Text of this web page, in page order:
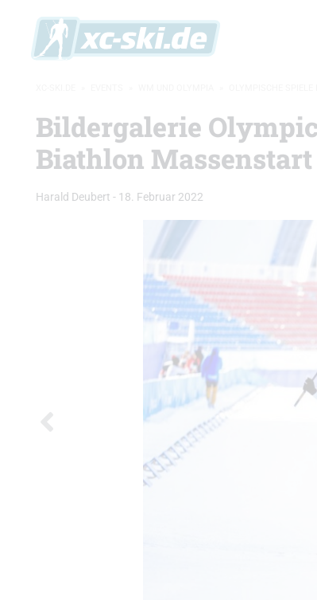
Bildergalerie
Biathlon Massenstart
Harald Deubert - 18. Februar 2022